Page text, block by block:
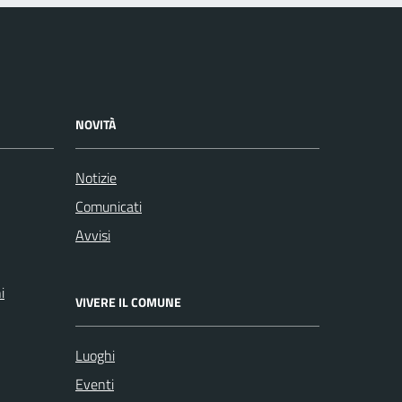
NOVITÀ
Notizie
Comunicati
Avvisi
VIVERE IL COMUNE
Luoghi
Eventi